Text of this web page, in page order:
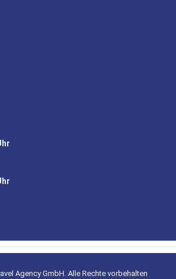
Agency GmbH. Alle Rechte vorbehalten